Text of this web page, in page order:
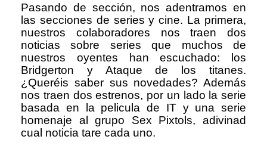
Pasando de sección, nos adentramos en
las secciones de series y cine. La primera,
nuestros colaboradores nos traen dos
noticias sobre series que muchos de
nuestros oyentes han escuchado: los
Bridgerton y Ataque de los titanes.
¿Queréis saber sus novedades? Además
nos traen dos estrenos, por un lado la serie
basada en la pelicula de IT y una serie
homenaje al grupo Sex Pixtols, adivinad
cual noticia tare cada uno.